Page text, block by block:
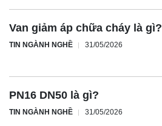
Van giảm áp chữa cháy là gì?
TIN NGÀNH NGHỀ 31/05/2026
PN16 DN50 là gì?
TIN NGÀNH NGHỀ 31/05/2026